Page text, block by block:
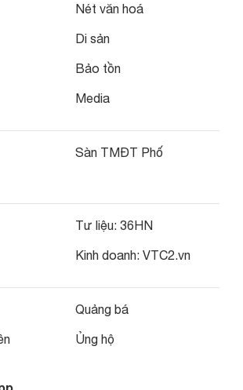
Nét văn hoá
Di sản
Bảo tồn
Media
Sàn TMĐT Phố
Tư liệu: 36HN
Kinh doanh: VTC2.vn
Quảng bá
Ủng hộ